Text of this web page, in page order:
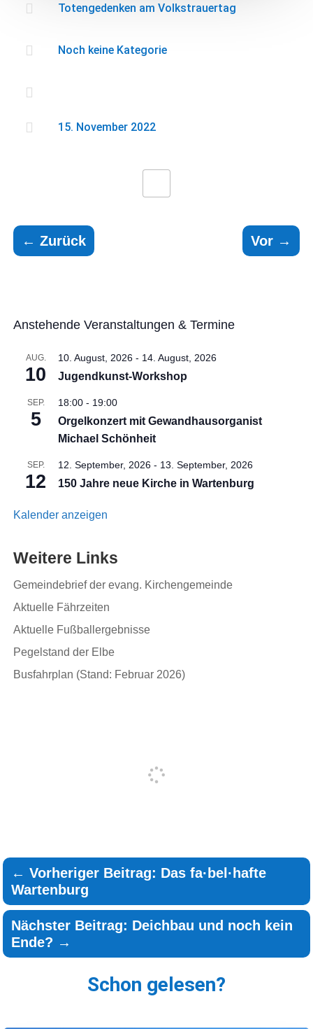
 Totengedenken am Volkstrauertag
 Noch keine Kategorie

 15. November 2022
←Zurück Vor→
Anstehende Veranstaltungen & Termine
AUG.
10
10. August, 2026 - 14. August, 2026
Jugendkunst-Workshop
SEP.
5
18:00 - 19:00
Orgelkonzert mit Gewandhausorganist
Michael Schönheit
SEP.
12
12. September, 2026 - 13. September, 2026
150 Jahre neue Kirche in Wartenburg
Kalender anzeigen
Weitere Links
Gemeindebrief der evang. Kirchengemeinde
Aktuelle Fährzeiten
Aktuelle Fußballergebnisse
Pegelstand der Elbe
Busfahrplan (Stand: Februar 2026)
←Vorheriger Beitrag: Das fa·bel·hafte
Wartenburg
Nächster Beitrag: Deichbau und noch kein
Ende? →
Schon gelesen?